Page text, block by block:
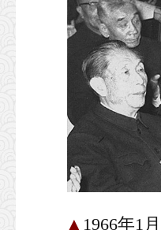
▲ 1966年1